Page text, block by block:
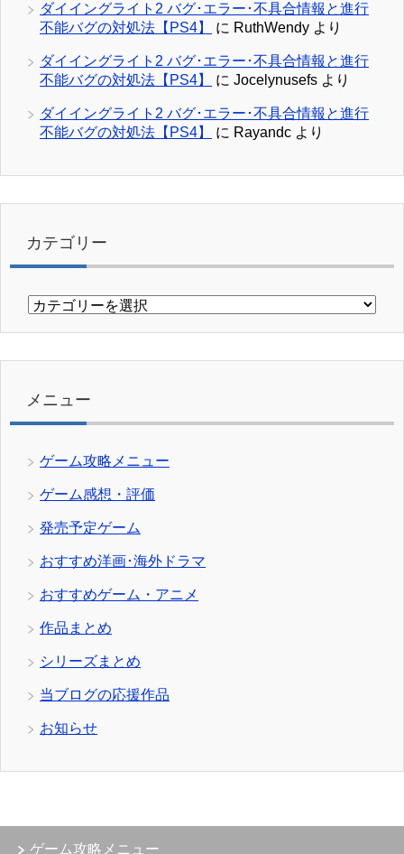
ダイイングライト2 バグ･エラー･不具合情報と進行
不能バグの対処法【PS4】
に RuthWendy より
ダイイングライト2 バグ･エラー･不具合情報と進行
不能バグの対処法【PS4】
に Jocelynusefs より
ダイイングライト2 バグ･エラー･不具合情報と進行
不能バグの対処法【PS4】
に Rayandc より
カテゴリー
カ
リ
メニュー
ゲーム攻略メニュー
ゲーム感想・評価
発売予定ゲーム
おすすめ洋画･海外ドラマ
おすすめゲーム・アニメ
作品まとめ
シリーズまとめ
当ブログの応援作品
お知らせ
ゲーム攻略メニュー